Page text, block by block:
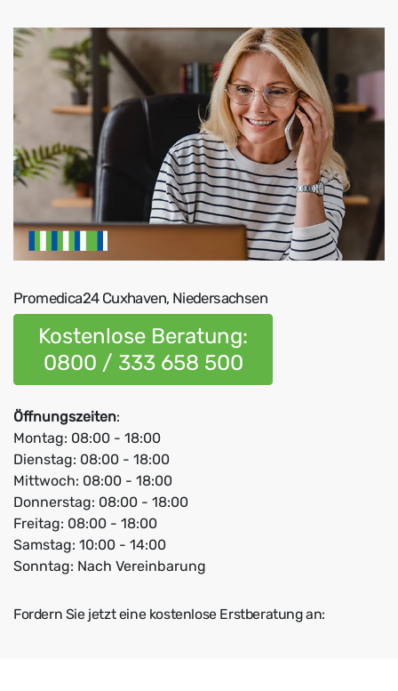
Promedica24 Cuxhaven, Niedersachsen
Kostenlose Beratung:
0800 / 333 658 500
Öffnungszeiten:
Montag: 08:00 - 18:00
Dienstag: 08:00 - 18:00
Mittwoch: 08:00 - 18:00
Donnerstag: 08:00 - 18:00
Freitag: 08:00 - 18:00
Samstag: 10:00 - 14:00
Sonntag: Nach Vereinbarung
Fordern Sie jetzt eine kostenlose Erstberatung an: